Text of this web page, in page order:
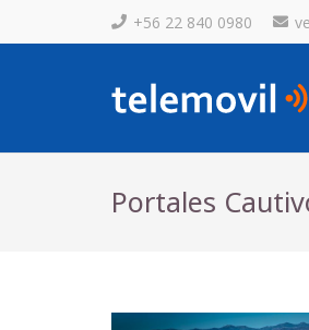
+56 22 840 0980
Portales